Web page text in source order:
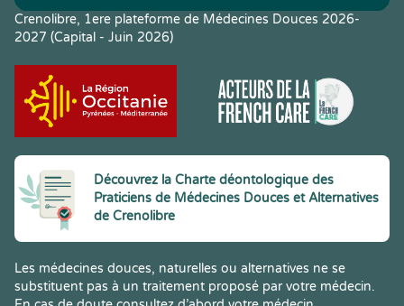
Crenolibre, 1ere plateforme de Médecines Douces 2026-
2027 (Capital - Juin 2026)
Découvrez la Charte déontologique des
Praticiens de Médecines Douces et Alternatives
de Crenolibre
Les médecines douces, naturelles ou alternatives ne se
substituent pas à un traitement proposé par votre médecin.